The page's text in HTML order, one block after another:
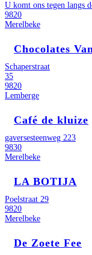
U komt ons tegen langs
9820
Merelbeke
Chocolates
Schaperstraat
35
9820
Lemberge
Café de kluize
gaversesteenweg 223
9830
Merelbeke
LA BOTIJA
Poelstraat 29
9820
Merelbeke
De Zoete Fee